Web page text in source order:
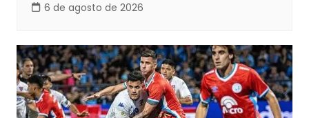
6 de agosto de 2026